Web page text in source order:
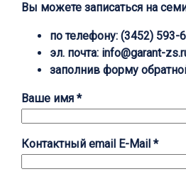
Вы можете записаться на
по телефону: (3452) 593-
эл. почта: info@garant-
заполнив форму
Ваше имя *
Контактный email E-Mail *